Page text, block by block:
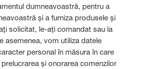
dumneavoastră, pentru a
și a furniza produsele și
solicitat, le-ați comandat sau la
asemenea, vom utiliza datele
personal în măsura în care
și onorarea comenzilor